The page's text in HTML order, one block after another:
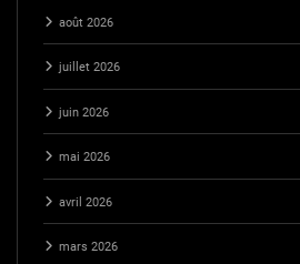
août 2026
juillet 2026
juin 2026
mai 2026
avril 2026
mars 2026